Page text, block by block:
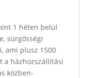
1 héten belül
sürgősségi
ami plusz 1500
a házhozszállítási
közben-